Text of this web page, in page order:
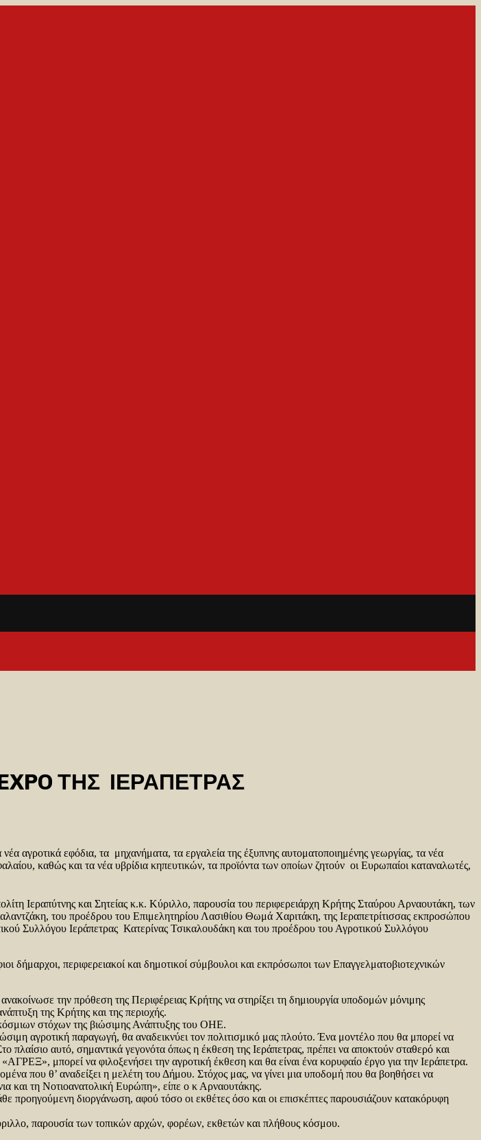
ΤΗΣ ΙΕΡΑΠΕΤΡΑΣ
αγροτικά εφόδια, τα μηχανήματα, τα εργαλεία της έξυπνης αυτοματοποιημένης γεωργίας, τα νέα
καθώς και τα νέα υβρίδια κηπευτικών, τα προϊόντα των οποίων ζητούν οι Ευρωπαίοι καταναλωτές,
Ιεραπύτνης και Σητείας κ.κ. Κύριλλο, παρουσία του περιφερειάρχη Κρήτης Σταύρου Αρναουτάκη, των
του προέδρου του Επιμελητηρίου Λασιθίου Θωμά Χαριτάκη, της Ιεραπετρίτισσας εκπροσώπου
Συλλόγου Ιεράπετρας Κατερίνας Τσικαλουδάκη και του προέδρου του Αγροτικού Συλλόγου
περιφερειακοί και δημοτικοί σύμβουλοι και εκπρόσωποι των Επαγγελματοβιοτεχνικών
την πρόθεση της Περιφέρειας Κρήτης να στηρίξει τη δημιουργία υποδομών μόνιμης
της Κρήτης και της περιοχής.
στόχων της βιώσιμης Ανάπτυξης του ΟΗΕ.
αγροτική παραγωγή, θα αναδεικνύει τον πολιτισμικό μας πλούτο. Ένα μοντέλο που θα μπορεί να
αυτό, σημαντικά γεγονότα όπως η έκθεση της Ιεράπετρας, πρέπει να αποκτούν σταθερό και
μπορεί να φιλοξενήσει την αγροτική έκθεση και θα είναι ένα κορυφαίο έργο για την Ιεράπετρα.
που θ’ αναδείξει η μελέτη του Δήμου. Στόχος μας, να γίνει μια υποδομή που θα βοηθήσει να
και τη Νοτιοανατολική Ευρώπη», είπε ο κ Αρναουτάκης.
προηγούμενη διοργάνωση, αφού τόσο οι εκθέτες όσο και οι επισκέπτες παρουσιάζουν κατακόρυφη
παρουσία των τοπικών αρχών, φορέων, εκθετών και πλήθους κόσμου.